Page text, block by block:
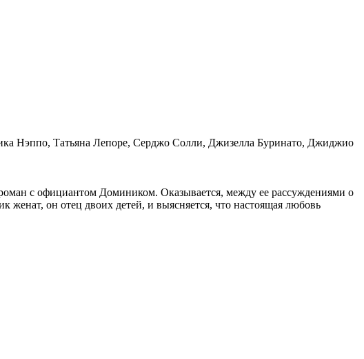
Нэппо, Татьяна Лепоре, Серджо Солли, Джизелла Буринато, Джиджио
с официантом Домиником. Оказывается, между ее рассуждениями о
он отец двоих детей, и выясняется, что настоящая любовь